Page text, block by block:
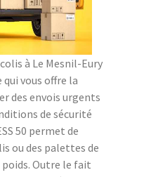
à Le Mesnil-Eury
qui vous offre la
des envois urgents
de sécurité
50 permet de
ou des palettes de
Outre le fait